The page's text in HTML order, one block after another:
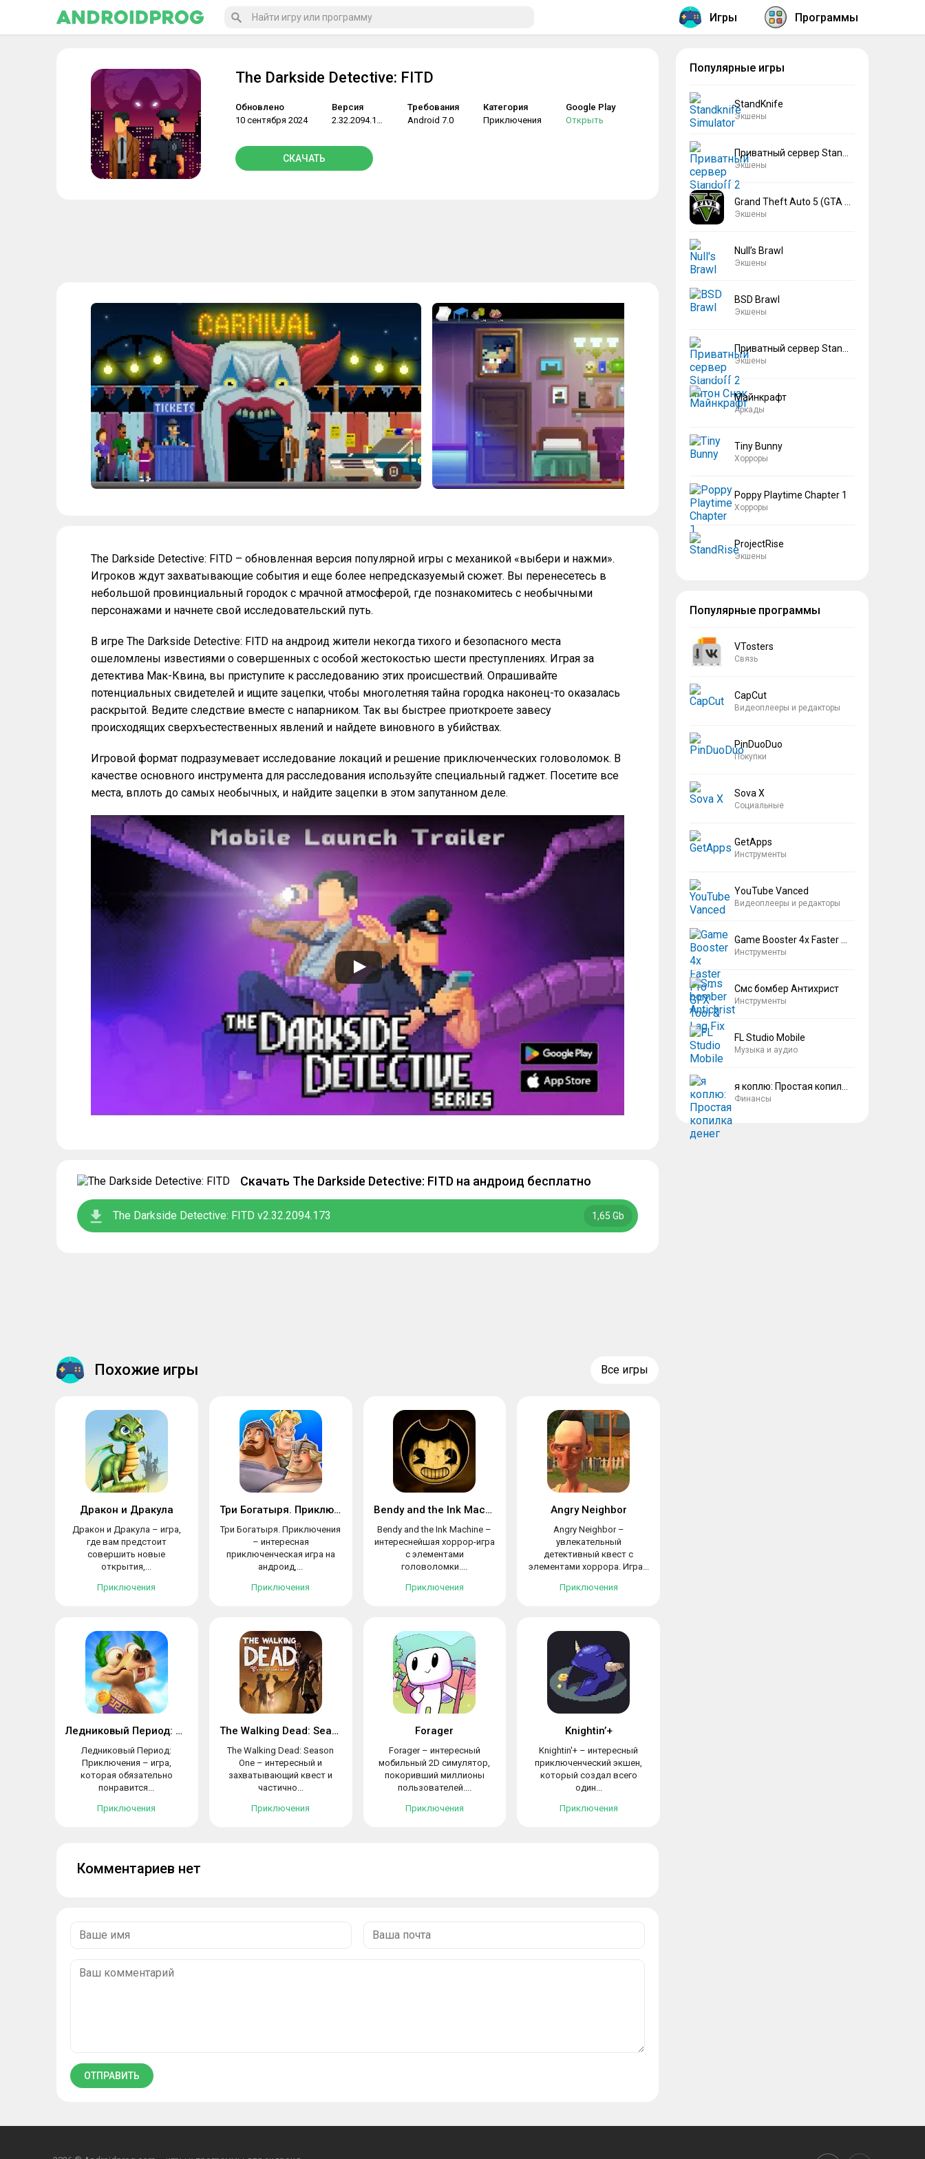
Игры Программы
The Darkside Detective: FITD
Обновлено
10 сентября 2024
Версия
2.32.2094.173
Требования
Android 7.0
Категория
Приключения
Google Play
Открыть
СКАЧАТЬ
The Darkside Detective: FITD – обновленная версия популярной игры с механикой «выбери и нажми».
Игроков ждут захватывающие события и еще более непредсказуемый сюжет. Вы перенесетесь в
небольшой провинциальный городок с мрачной атмосферой, где познакомитесь с необычными
персонажами и начнете свой исследовательский путь.
В игре The Darkside Detective: FITD на андроид жители некогда тихого и безопасного места
ошеломлены известиями о совершенных с особой жестокостью шести преступлениях. Играя за
детектива Мак-Квина, вы приступите к расследованию этих происшествий. Опрашивайте
потенциальных свидетелей и ищите зацепки, чтобы многолетняя тайна городка наконец-то оказалась
раскрытой. Ведите следствие вместе с напарником. Так вы быстрее приоткроете завесу
происходящих сверхъестественных явлений и найдете виновного в убийствах.
Игровой формат подразумевает исследование локаций и решение приключенческих головоломок. В
качестве основного инструмента для расследования используйте специальный гаджет. Посетите все
места, вплоть до самых необычных, и найдите зацепки в этом запутанном деле.
Скачать The Darkside Detective: FITD на андроид бесплатно
The Darkside Detective: FITD v2.32.2094.173 1,65 Gb
Похожие игры Все игры
Дракон и Дракула
Дракон и Дракула – игра,
где вам предстоит
совершить новые
открытия,...
Приключения
Три Богатыря. Приключения
Три Богатыря. Приключения
– интересная
приключенческая игра на
андроид,...
Приключения
Bendy and the Ink Machine
Bendy and the Ink Machine –
интереснейшая хоррор-игра
с элементами
головоломки....
Приключения
Angry Neighbor
Angry Neighbor –
увлекательный
детективный квест с
элементами хоррора. Игра...
Приключения
Ледниковый Период: Приключения
Ледниковый Период:
Приключения – игра,
которая обязательно
понравится...
Приключения
The Walking Dead: Season One
The Walking Dead: Season
One – интересный и
захватывающий квест и
частично...
Приключения
Forager
Forager – интересный
мобильный 2D симулятор,
покоривший миллионы
пользователей....
Приключения
Knightin’+
Knightin'+ – интересный
приключенческий экшен,
который создал всего
один...
Приключения
Комментариев нет
Популярные игры
StandKnife
Экшены
Экшены
Экшены
Null’s Brawl
Экшены
BSD Brawl
Экшены
Экшены
Майнкрафт
Аркады
Tiny Bunny
Хорроры
Poppy Playtime Chapter 1
Хорроры
ProjectRise
Экшены
Популярные программы
VTosters
Связь
CapCut
Видеоплееры и редакторы
PinDuoDuo
Покупки
Sova X
Социальные
GetApps
Инструменты
YouTube Vanced
Видеоплееры и редакторы
Инструменты
Смс бомбер Антихрист
Инструменты
FL Studio Mobile
Музыка и аудио
Финансы